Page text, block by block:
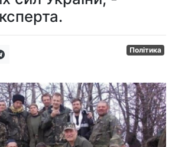
Політика